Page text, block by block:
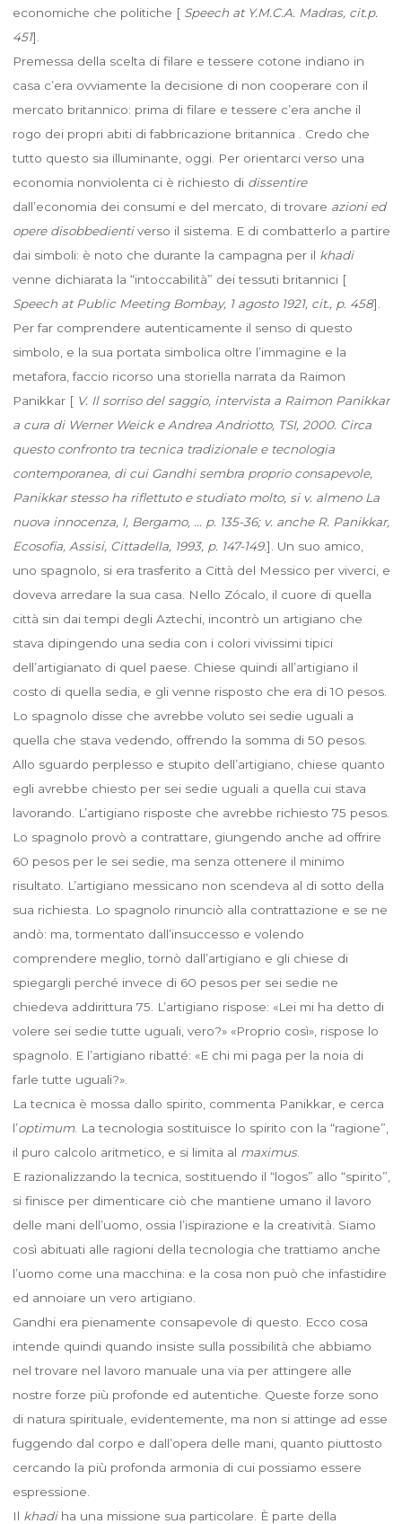
economiche che politiche [Speech at Y.M.C.A. Madras, cit.p.
451].
Premessa della scelta di filare e tessere cotone indiano in
casa c’era ovviamente la decisione di non cooperare con il
mercato britannico: prima di filare e tessere c’era anche il
rogo dei propri abiti di fabbricazione britannica . Credo che
tutto questo sia illuminante, oggi. Per orientarci verso una
economia nonviolenta ci è richiesto di dissentire
dall’economia dei consumi e del mercato, di trovare azioni ed
opere disobbedientiverso il sistema. E di combatterlo a partire
dai simboli: è noto che durante la campagna per il khadi
venne dichiarata la “intoccabilità” dei tessuti britannici [
Speech at Public Meeting Bombay, 1 agosto 1921, cit., p. 458].
Per far comprendere autenticamente il senso di questo
simbolo, e la sua portata simbolica oltre l’immagine e la
metafora, faccio ricorso una storiella narrata da Raimon
Panikkar [V. Il sorriso del saggio, intervista a Raimon Panikkar
a cura di Werner Weick e Andrea Andriotto, TSI, 2000. Circa
questo confronto tra tecnica tradizionale e tecnologia
contemporanea, di cui Gandhi sembra proprio consapevole,
Panikkar stesso ha riflettuto e studiato molto, si v. almeno La
nuova innocenza, I, Bergamo, … p. 135-36; v. anche R. Panikkar,
Ecosofia, Assisi, Cittadella, 1993, p. 147-149.]. Un suo amico,
uno spagnolo, si era trasferito a Città del Messico per viverci, e
doveva arredare la sua casa. Nello Zócalo, il cuore di quella
città sin dai tempi degli Aztechi, incontrò un artigiano che
stava dipingendo una sedia con i colori vivissimi tipici
dell’artigianato di quel paese. Chiese quindi all’artigiano il
costo di quella sedia, e gli venne risposto che era di 10 pesos.
Lo spagnolo disse che avrebbe voluto sei sedie uguali a
quella che stava vedendo, offrendo la somma di 50 pesos.
Allo sguardo perplesso e stupito dell’artigiano, chiese quanto
egli avrebbe chiesto per sei sedie uguali a quella cui stava
lavorando. L’artigiano risposte che avrebbe richiesto 75 pesos.
Lo spagnolo provò a contrattare, giungendo anche ad offrire
60 pesos per le sei sedie, ma senza ottenere il minimo
risultato. L’artigiano messicano non scendeva al di sotto della
sua richiesta. Lo spagnolo rinunciò alla contrattazione e se ne
andò: ma, tormentato dall’insuccesso e volendo
comprendere meglio, tornò dall’artigiano e gli chiese di
spiegargli perché invece di 60 pesos per sei sedie ne
chiedeva addirittura 75. L’artigiano rispose: «Lei mi ha detto di
volere sei sedie tutte uguali, vero?» «Proprio così», rispose lo
spagnolo. E l’artigiano ribatté: «E chi mi paga per la noia di
farle tutte uguali?».
La tecnica è mossa dallo spirito, commenta Panikkar, e cerca
l’optimum. La tecnologia sostituisce lo spirito con la “ragione”,
il puro calcolo aritmetico, e si limita al maximus.
E razionalizzando la tecnica, sostituendo il “logos” allo “spirito”,
si finisce per dimenticare ciò che mantiene umano il lavoro
delle mani dell’uomo, ossia l’ispirazione e la creatività. Siamo
così abituati alle ragioni della tecnologia che trattiamo anche
l’uomo come una macchina: e la cosa non può che infastidire
ed annoiare un vero artigiano.
Gandhi era pienamente consapevole di questo. Ecco cosa
intende quindi quando insiste sulla possibilità che abbiamo
nel trovare nel lavoro manuale una via per attingere alle
nostre forze più profonde ed autentiche. Queste forze sono
di natura spirituale, evidentemente, ma non si attinge ad esse
fuggendo dal corpo e dall’opera delle mani, quanto piuttosto
cercando la più profonda armonia di cui possiamo essere
espressione.
Il khadiha una missione sua particolare. È parte della